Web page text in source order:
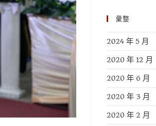
彙整
2024 年 5 月
2020 年 12 月
2020 年 6 月
2020 年 3 月
2020 年 2 月